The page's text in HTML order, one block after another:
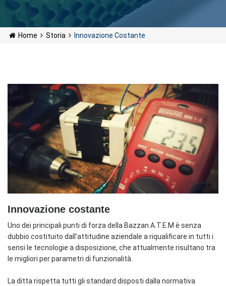
Home Storia Innovazione Costante
Innovazione costante
Uno dei principali punti di forza della Bazzan A.T.E.M è senza
dubbio costituito dall'attitudine aziendale a riqualificare in tutti i
sensi le tecnologie a disposizione, che attualmente risultano tra
le migliori per parametri di funzionalità.
La ditta rispetta tutti gli standard disposti dalla normativa